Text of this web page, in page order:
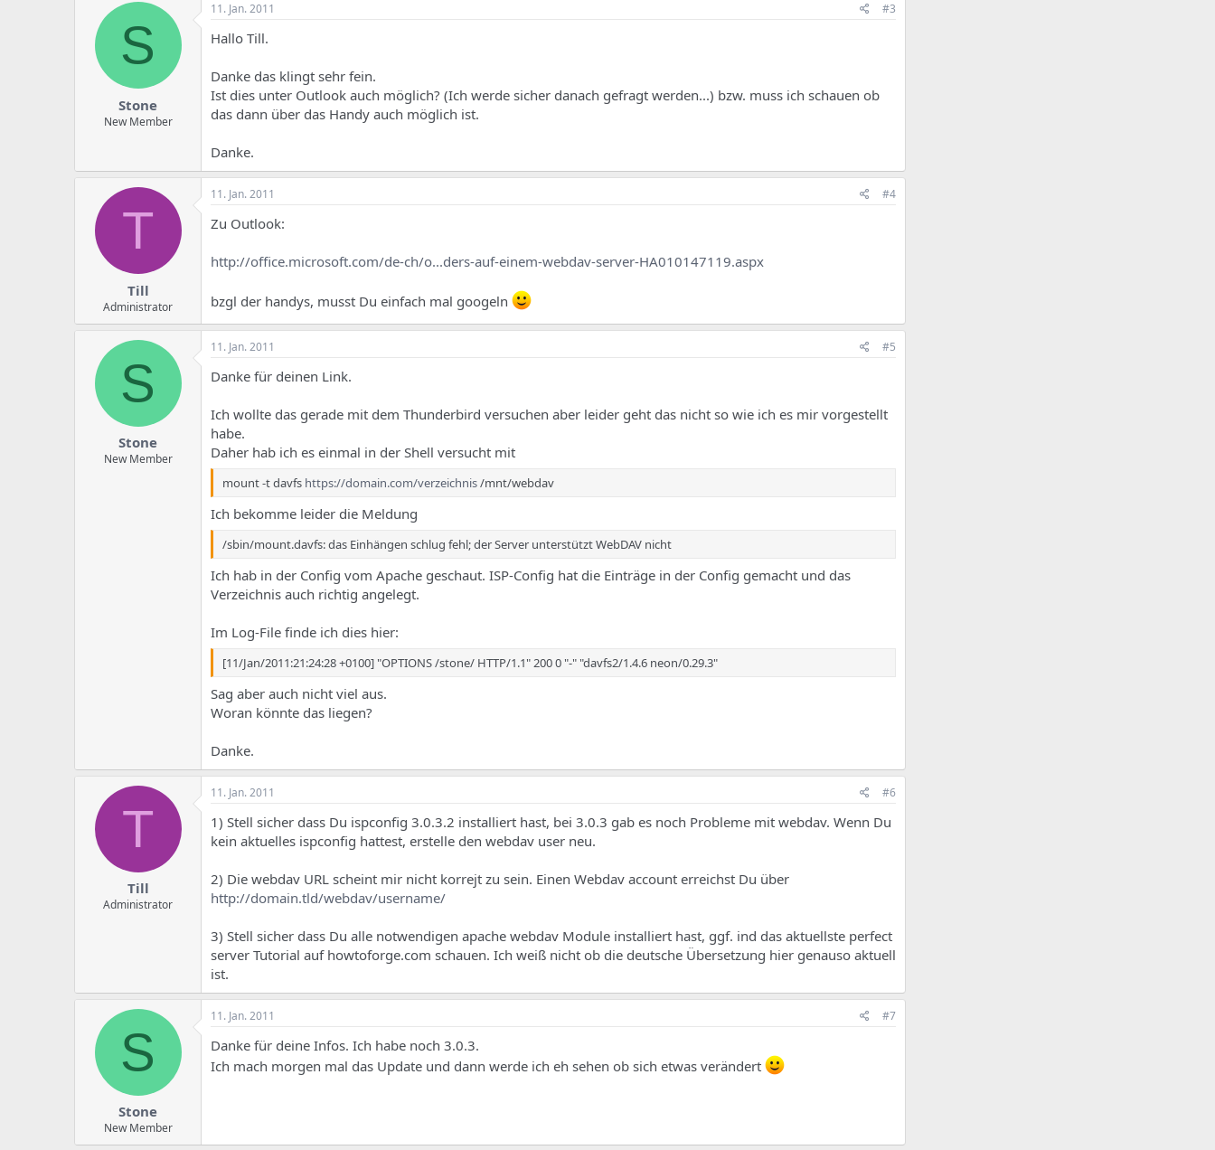
S
Stone
New Member
11. Jan. 2011 #3
Hallo Till.
Danke das klingt sehr fein.
Ist dies unter Outlook auch möglich? (Ich werde sicher danach gefragt werden...) bzw. muss ich schauen ob
das dann über das Handy auch möglich ist.
Danke.
T
Till
Administrator
11. Jan. 2011 #4
Zu Outlook:
http://office.microsoft.com/de-ch/o...ders-auf-einem-webdav-server-HA010147119.aspx
bzgl der handys, musst Du einfach mal googeln
S
Stone
New Member
11. Jan. 2011 #5
Danke für deinen Link.
Ich wollte das gerade mit dem Thunderbird versuchen aber leider geht das nicht so wie ich es mir vorgestellt
habe.
Daher hab ich es einmal in der Shell versucht mit
mount -t davfs https://domain.com/verzeichnis/mnt/webdav
Ich bekomme leider die Meldung
/sbin/mount.davfs: das Einhängen schlug fehl; der Server unterstützt WebDAV nicht
Ich hab in der Config vom Apache geschaut. ISP-Config hat die Einträge in der Config gemacht und das
Verzeichnis auch richtig angelegt.
Im Log-File finde ich dies hier:
[11/Jan/2011:21:24:28 +0100] "OPTIONS /stone/ HTTP/1.1" 200 0 "-" "davfs2/1.4.6 neon/0.29.3"
Sag aber auch nicht viel aus.
Woran könnte das liegen?
Danke.
T
Till
Administrator
11. Jan. 2011 #6
1) Stell sicher dass Du ispconfig 3.0.3.2 installiert hast, bei 3.0.3 gab es noch Probleme mit webdav. Wenn Du
kein aktuelles ispconfig hattest, erstelle den webdav user neu.
2) Die webdav URL scheint mir nicht korrejt zu sein. Einen Webdav account erreichst Du über
http://domain.tld/webdav/username/
3) Stell sicher dass Du alle notwendigen apache webdav Module installiert hast, ggf. ind das aktuellste perfect
server Tutorial auf howtoforge.com schauen. Ich weiß nicht ob die deutsche Übersetzung hier genauso aktuell
ist.
S
Stone
New Member
11. Jan. 2011 #7
Danke für deine Infos. Ich habe noch 3.0.3.
Ich mach morgen mal das Update und dann werde ich eh sehen ob sich etwas verändert